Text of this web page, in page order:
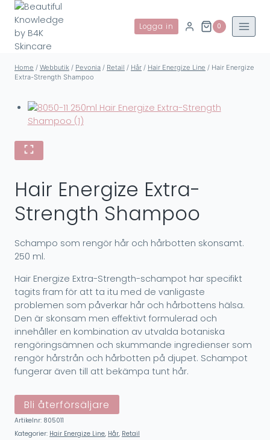
Skip
content
Logga in 0
Home / Webbutik / Pevonia / Retail / Hår / Hair Energize Line / Hair Energize
Extra-Strength Shampoo
Hair Energize Extra-
Strength Shampoo
Schampo som rengör hår och hårbotten skonsamt.
250 ml.
Hair Energize Extra-Strength-schampot har specifikt
tagits fram för att ta itu med de vanligaste
problemen som påverkar hår och hårbottens hälsa.
Den är skonsam men effektivt formulerad och
innehåller en kombination av utvalda botaniska
rengöringsämnen och skummande ingredienser som
rengör hårstrån och hårbotten på djupet. Schampot
fungerar även till att bekämpa tunt hår.
Bli återförsäljare
Artikelnr: 805011
Kategorier: Hair Energize Line, Hår, Retail